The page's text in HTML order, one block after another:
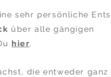
sehr persönliche
über alle gängigen
hier.
die entweder